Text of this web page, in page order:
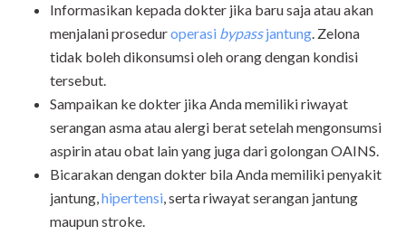
Informasikan kepada dokter jika baru saja atau akan
menjalani proseduroperasi bypassjantung. Zelona
tidak boleh dikonsumsi oleh orang dengan kondisi
tersebut.
Sampaikan ke dokter jika Anda memiliki riwayat
serangan asma atau alergi berat setelah mengonsumsi
aspirin atau obat lain yang juga dari golongan OAINS.
Bicarakan dengan dokter bila Anda memiliki penyakit
jantung,hipertensi, serta riwayat serangan jantung
maupun stroke.